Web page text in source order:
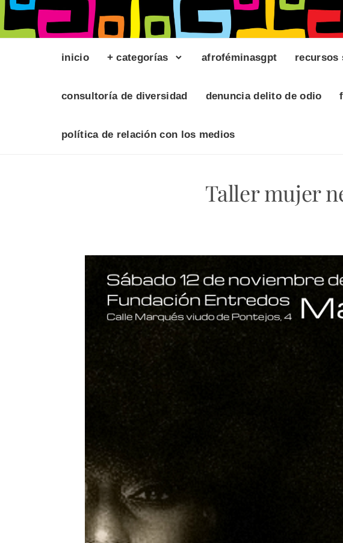
inicio + categorías afroféminasgpt recursos
consultoría de diversidad denuncia delito de odio
política de relación con los medios
Taller mujer